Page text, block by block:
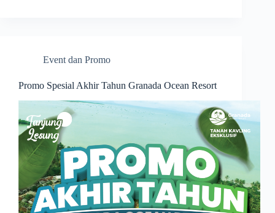
Event dan Promo
Promo Spesial Akhir Tahun Granada Ocean Resort